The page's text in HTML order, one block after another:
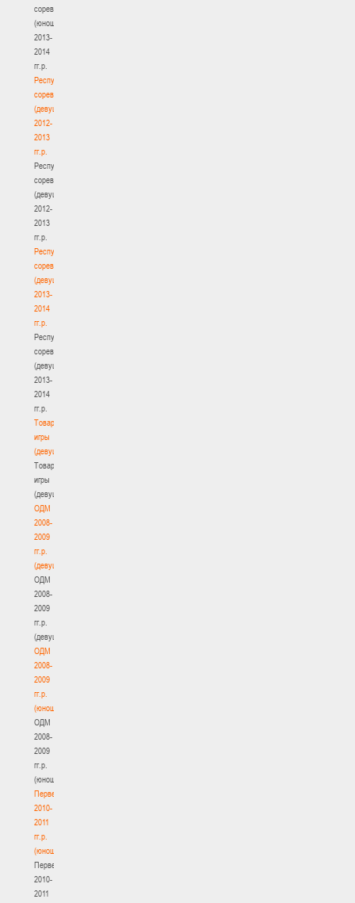
соревнования
(юноши)
2013-
2014
гг.р.
Республиканские
соревнования
(девушки)
2012-
2013
гг.р.
Республиканские
соревнования
(девушки)
2012-
2013
гг.р.
Республиканские
соревнования
(девушки)
2013-
2014
гг.р.
Республиканские
соревнования
(девушки)
2013-
2014
гг.р.
Товарищеские
игры
(девушки)
Товарищеские
игры
(девушки)
ОДМ
2008-
2009
гг.р.
(девушки)
ОДМ
2008-
2009
гг.р.
(девушки)
ОДМ
2008-
2009
гг.р.
(юноши)
ОДМ
2008-
2009
гг.р.
(юноши)
Первенство
2010-
2011
гг.р.
(юноши)
Первенство
2010-
2011